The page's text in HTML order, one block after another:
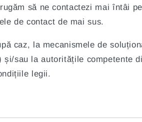
să ne contactezi mai întâi
de contact de mai sus.
caz, la mecanismele de
sau la autoritățile competente
legii.